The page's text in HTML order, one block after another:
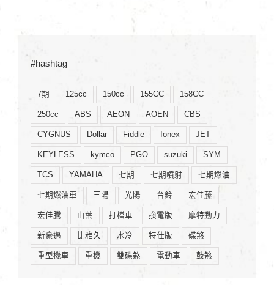
#hashtag
7期 125cc 150cc 155CC 158CC
250cc ABS AEON AOEN CBS
CYGNUS Dollar Fiddle Ionex JET
KEYLESS kymco PGO suzuki SYM
TCS YAMAHA 七期 七期噴射 七期燃油
七期燃油車 三陽 光陽 台鈴 宏佳藤
宏佳騰 山葉 打檔車 換電版 摩特動力
新豪邁 比雅久 水冷 特仕版 碟煞
重型機車 重機 雙碟煞 電動車 鼓煞